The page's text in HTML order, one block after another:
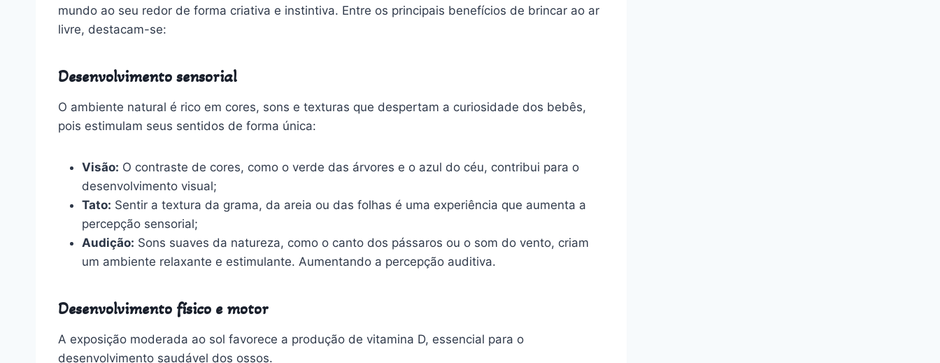
mundo ao seu redor de forma criativa e instintiva. Entre os principais benefícios de brincar ao ar
livre, destacam-se:
Desenvolvimento sensorial
O ambiente natural é rico em cores, sons e texturas que despertam a curiosidade dos bebês,
pois estimulam seus sentidos de forma única:
Visão: O contraste de cores, como o verde das árvores e o azul do céu, contribui para o
desenvolvimento visual;
Tato: Sentir a textura da grama, da areia ou das folhas é uma experiência que aumenta a
percepção sensorial;
Audição: Sons suaves da natureza, como o canto dos pássaros ou o som do vento, criam
um ambiente relaxante e estimulante. Aumentando a percepção auditiva.
Desenvolvimento físico e motor
A exposição moderada ao sol favorece a produção de vitamina D, essencial para o
desenvolvimento saudável dos ossos.